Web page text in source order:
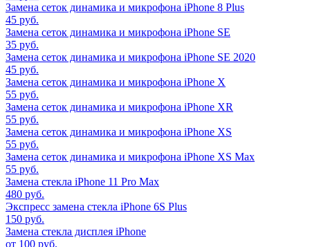
Замена сеток динамика и микрофона iPhone 8 Plus
45 руб.
Замена сеток динамика и микрофона iPhone SE
35 руб.
Замена сеток динамика и микрофона iPhone SE 2020
45 руб.
Замена сеток динамика и микрофона iPhone X
55 руб.
Замена сеток динамика и микрофона iPhone XR
55 руб.
Замена сеток динамика и микрофона iPhone XS
55 руб.
Замена сеток динамика и микрофона iPhone XS Max
55 руб.
Замена стекла iPhone 11 Pro Max
480 руб.
Экспресс замена стекла iPhone 6S Plus
150 руб.
Замена стекла дисплея iPhone
от 100 руб.